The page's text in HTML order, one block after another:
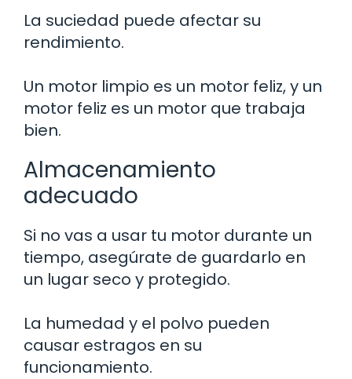
La suciedad puede afectar su
rendimiento.
Un motor limpio es un motor feliz, y un
motor feliz es un motor que trabaja
bien.
Almacenamiento
adecuado
Si no vas a usar tu motor durante un
tiempo, asegúrate de guardarlo en
un lugar seco y protegido.
La humedad y el polvo pueden
causar estragos en su
funcionamiento.